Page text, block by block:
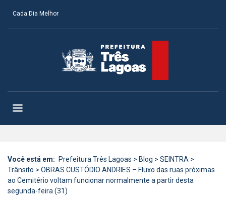
Cada Dia Melhor
Você está em: Prefeitura Três Lagoas > Blog > SEINTRA >
Trânsito > OBRAS CUSTÓDIO ANDRIES – Fluxo das ruas próximas
ao Cemitério voltam funcionar normalmente a partir desta
segunda-feira (31)